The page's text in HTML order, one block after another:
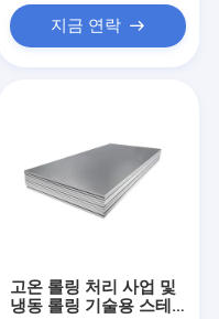
지금 연락
고온 롤링 처리 사업 및
냉동 롤링 기술용 스테